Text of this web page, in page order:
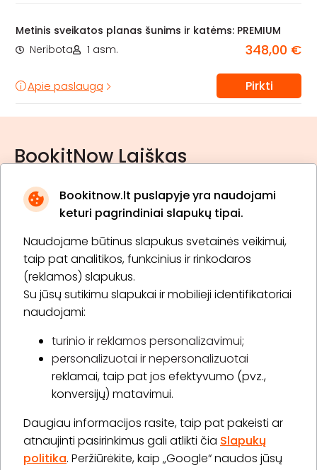
Bookitnow.lt puslapyje yra naudojami
keturi pagrindiniai slapukų tipai.
Naudojame būtinus slapukus svetainės veikimui,
taip pat analitikos, funkcinius ir rinkodaros
(reklamos) slapukus.
Su jūsų sutikimu slapukai ir mobilieji identifikatoriai
naudojami:
turinio ir reklamos personalizavimui;
personalizuotai ir nepersonalizuotai
reklamai, taip pat jos efektyvumo (pvz.,
konversijų) matavimui.
Daugiau informacijos rasite, taip pat pakeisti ar
atnaujinti pasirinkimus gali atlikti čia Slapukų
politika. Peržiūrėkite, kaip „Google“ naudos jūsų
Metinis sveikatos planas šunims ir katėms: PREMIUM
Neribota
1 asm. 348,00 €
Apie paslaugą Pirkti
BookitNow Laiškas
* Susipažinau su privatumo politika
Prenumeruoti
Apie „BookitNow“
Informacija
„GERA DOVANA“ GRUPĖ